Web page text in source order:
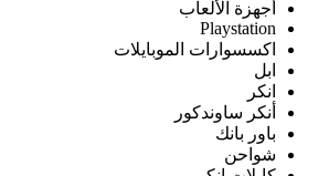
أجهزة الألعاب
Playstation
اكسسوارات الموبايلات
ابل
انكر
أنكر ساوندكور
باور بانك
شواحن